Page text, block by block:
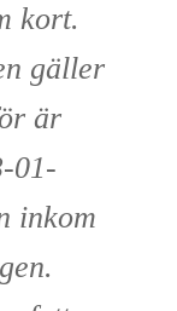
kort.
gäller
är
01-
inkom